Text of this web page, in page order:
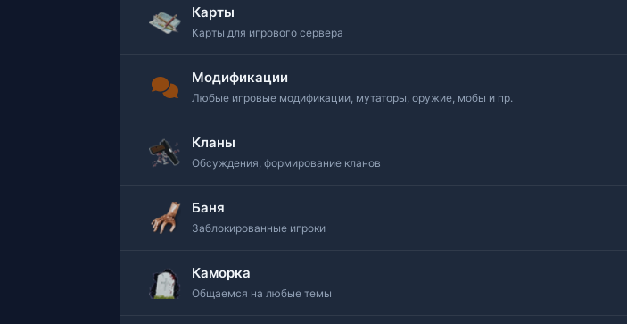
Карты
Карты для игрового сервера
Модификации
Любые игровые модификации, мутаторы, оружие, мобы и пр.
Кланы
Обсуждения, формирование кланов
Баня
Заблокированные игроки
Каморка
Общаемся на любые темы